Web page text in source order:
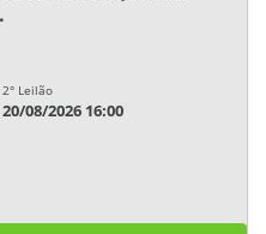
2° Leilão
20/08/2026 16:00